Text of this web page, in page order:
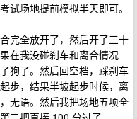
试场地提前模拟半天即可。
完全放开了，然后开了三十
在我没碰刹车和离合情况
狗了。然后回空档，踩刹车
步，结果半坡起步时候，离
无语。然后我把场地五项全